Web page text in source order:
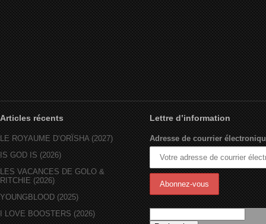
Articles récents
LE ROYAUME D’ORÏSHA (2027)
IS GOD IS (2026)
LES VACANCES DE GOLO &
RITCHIE (2026)
YOUNGBLOOD (2025)
I LOVE BOOSTERS (2026)
Lettre d’information
Adresse de courrier